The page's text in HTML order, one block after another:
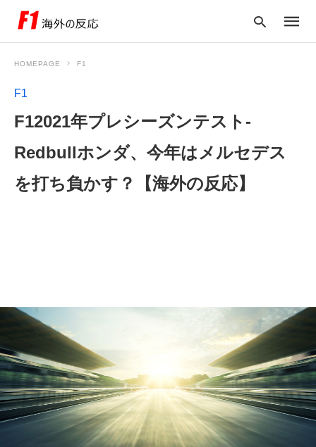
and
HOMEPAGE F1
F1
F12021年プレシーズンテスト-
Redbullホンダ、今年はメルセデス
を打ち負かす？【海外の反応】